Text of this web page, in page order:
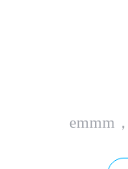
emmm